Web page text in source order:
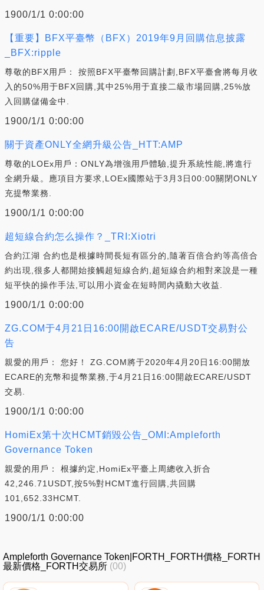
1900/1/1 0:00:00
【重要】BFX平臺幣（BFX）2019年9月回購信息披露
_BFX:ripple
尊敬的BFX用戶： 按照BFX平臺幣回購計劃,BFX平臺會將每月收
入的50%用于BFX回購,其中25%用于直接二級市場回購,25%放
入回購儲備金中.
1900/1/1 0:00:00
關于資產ONLY全網升級公告_HTT:AMP
尊敬的LOEx用戶：ONLY為增強用戶體驗,提升系統性能,將進行
全網升級。應項目方要求,LOEx國際站于3月3日00:00關閉ONLY
充提幣業務.
1900/1/1 0:00:00
超短線合約怎么操作？_TRI:Xiotri
合約江湖 合約也是根據時間長短有區分的,隨著百倍合約等高倍合
約出現,很多人都開始接觸超短線合約,超短線合約相對來說是一種
短平快的操作手法,可以用小資金在短時間內撬動大收益.
1900/1/1 0:00:00
ZG.COM于4月21日16:00開啟ECARE/USDT交易對公
告
親愛的用戶： 您好！ ZG.COM將于2020年4月20日16:00開放
ECARE的充幣和提幣業務,于4月21日16:00開啟ECARE/USDT
交易.
1900/1/1 0:00:00
HomiEx第十次HCMT銷毀公告_OMI:Ampleforth
Governance Token
親愛的用戶： 根據約定,HomiEx平臺上周總收入折合
42,246.71USDT,按5%對HCMT進行回購,共回購
101,652.33HCMT.
1900/1/1 0:00:00
Ampleforth Governance Token|FORTH_FORTH價格_FORTH
最新價格_FORTH交易所 (00)